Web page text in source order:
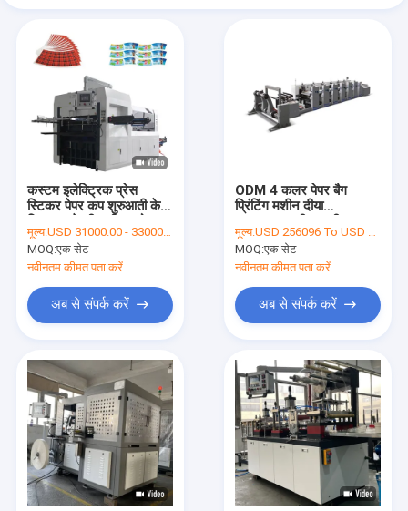
कस्टम इलेक्ट्रिक प्रेस
स्टिकर पेपर कप शुरुआती के
मूल्य:USD 31000.00 - 33000.00 per set
MOQ:एक सेट
नवीनतम कीमत पता करें
अब से संपर्क करें
ODM 4 कलर पेपर बैग
प्रिंटिंग मशीन दीया
प्रिंटिंग मशीन
मूल्य:USD 256096 To USD 258000 Per Set
MOQ:एक सेट
नवीनतम कीमत पता करें
अब से संपर्क करें